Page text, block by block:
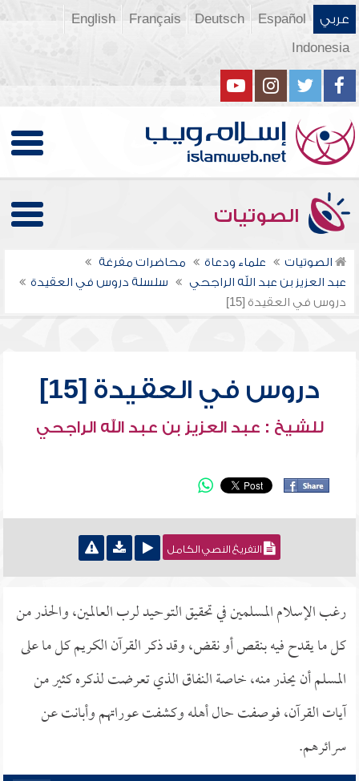
عربي Español
Deutsch
Français
English
Indonesia
الصوتيات
الصوتيات علماء ودعاة
محاضرات مفرغة
عبد العزيز بن عبد الله الراجحي
سلسلة دروس في العقيدة
دروس في العقيدة [15]
دروس في العقيدة [15]
للشيخ : عبد العزيز بن عبد الله الراجحي
التفريغ النصي الكامل
رغب الإسلام المسلمين في تحقيق التوحيد لرب العالمين، والحذر من
كل ما يقدح فيه بنقص أو نقض، وقد ذكر القرآن الكريم كل ما على
المسلم أن يحذر منه، خاصة النفاق الذي تعرضت لذكره كثير من
آيات القرآن، فوصفت حال أهله وكشفت عوراتهم وأبانت عن
سرائرهم.